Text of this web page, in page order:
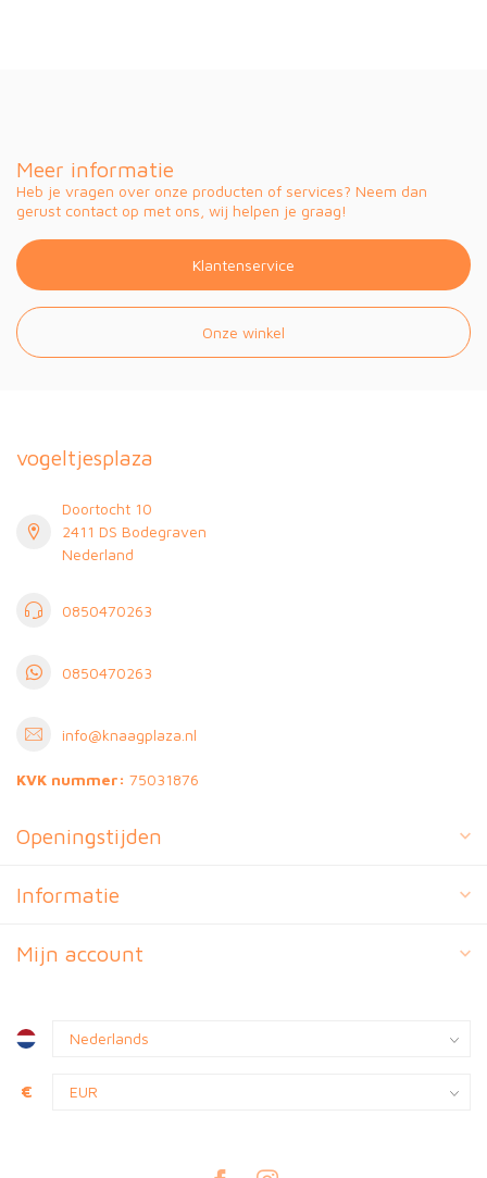
Meer informatie
Heb je vragen over onze producten of services? Neem dan
gerust contact op met ons, wij helpen je graag!
Klantenservice
Onze winkel
vogeltjesplaza
Doortocht 10
2411 DS Bodegraven
Nederland
0850470263
0850470263
info@knaagplaza.nl
KVK nummer: 75031876
Openingstijden
Informatie
Mijn account
€